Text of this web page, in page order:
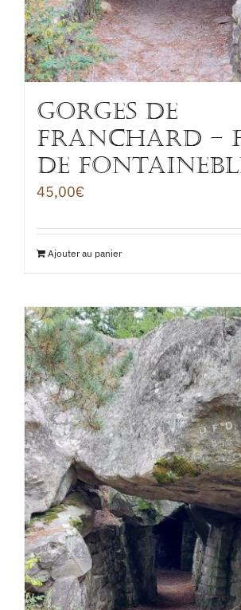
GORGES DE
FRANCHARD –
DE
45,00€
Ajouter au panier